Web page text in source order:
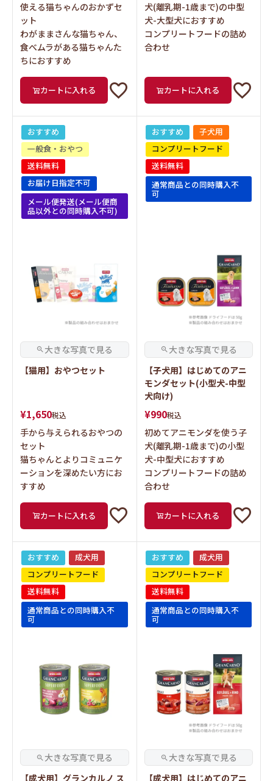
使える猫ちゃんのおかずセ
ット
わがままさんな猫ちゃん、
食べムラがある猫ちゃんた
ちにおすすめ
カートに入れる
犬(離乳期-1歳まで)の中型
犬-大型犬におすすめ
コンプリートフードの詰め
合わせ
カートに入れる
おすすめ
一般食・おやつ
送料無料
お届け日指定不可
メール便発送(メール便商
品以外との同時購入不可)
【猫用】おやつセット
¥1,650税込
手から与えられるおやつの
セット
猫ちゃんとよりコミュニケ
ーションを深めたい方にお
すすめ
カートに入れる
おすすめ
子犬用
コンプリートフード
送料無料
通常商品との同時購入不
可
【子犬用】はじめてのアニ
モンダセット(小型犬-中型
犬向け)
¥990税込
初めてアニモンダを使う子
犬(離乳期-1歳まで)の小型
犬-中型犬におすすめ
コンプリートフードの詰め
合わせ
カートに入れる
おすすめ
成犬用
コンプリートフード
送料無料
通常商品との同時購入不
可
【成犬用】グランカルノ ス
おすすめ
成犬用
コンプリートフード
送料無料
通常商品との同時購入不
可
【成犬用】はじめてのアニ